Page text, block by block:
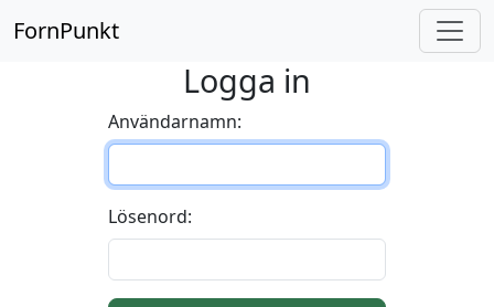
FornPunkt
Logga in
Användarnamn:
Lösenord: